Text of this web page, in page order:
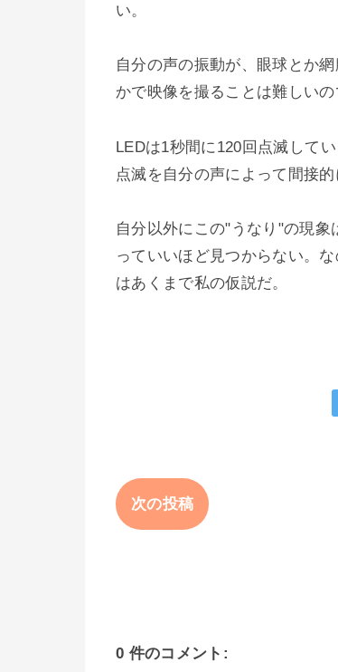
い。
自分の声の振動が、眼球とか
かで映像を撮ることは難しい
LEDは1秒間に120回点滅して
点滅を自分の声によって間接
自分以外にこの"うなり"の現
っていいほど見つからない。
はあくまで私の仮説だ。
次の投稿
0 件のコメント: